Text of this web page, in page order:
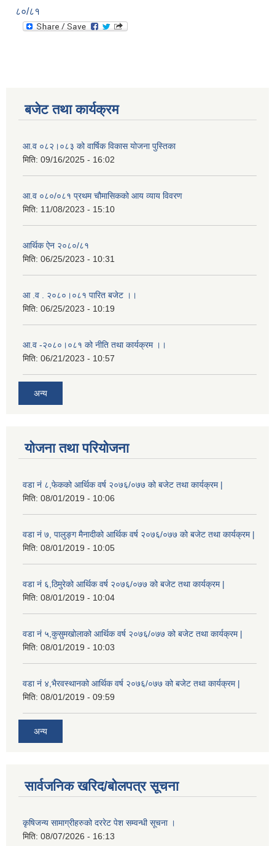
८०/८१
बजेट तथा कार्यक्रम
आ.व ०८२।०८३ को वार्षिक विकास योजना पुस्तिका
मिति: 09/16/2025 - 16:02
आ.व ०८०/०८१ प्रथम चौमासिकको आय व्याय विवरण
मिति: 11/08/2023 - 15:10
आर्थिक ऐन २०८०/८१
मिति: 06/25/2023 - 10:31
आ .व . २०८०।०८१ पारित बजेट ।।
मिति: 06/25/2023 - 10:19
आ.व -२०८०।०८१ को नीति तथा कार्यक्रम ।।
मिति: 06/21/2023 - 10:57
अन्य
योजना तथा परियोजना
वडा नं ८,फेकको आर्थिक वर्ष २०७६/०७७ को बजेट तथा कार्यक्रम |
मिति: 08/01/2019 - 10:06
वडा नं ७, पालुङ्ग मैनादीको आर्थिक वर्ष २०७६/०७७ को बजेट तथा कार्यक्रम |
मिति: 08/01/2019 - 10:05
वडा नं ६,ठिमुरेको आर्थिक वर्ष २०७६/०७७ को बजेट तथा कार्यक्रम |
मिति: 08/01/2019 - 10:04
वडा नं ५,कुसुमखोलाको आर्थिक वर्ष २०७६/०७७ को बजेट तथा कार्यक्रम |
मिति: 08/01/2019 - 10:03
वडा नं ४,भैरवस्थानको आर्थिक वर्ष २०७६/०७७ को बजेट तथा कार्यक्रम |
मिति: 08/01/2019 - 09:59
अन्य
सार्वजनिक खरिद/बोलपत्र सूचना
कृषिजन्य सामाग्रीहरुको दररेट पेश सम्वन्धी सूचना ।
मिति: 08/07/2026 - 16:13